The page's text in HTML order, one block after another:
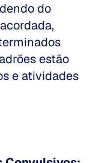
do
estão
e atividades